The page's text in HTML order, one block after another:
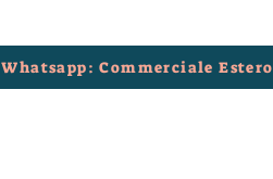
Whatsapp: Commerciale Estero